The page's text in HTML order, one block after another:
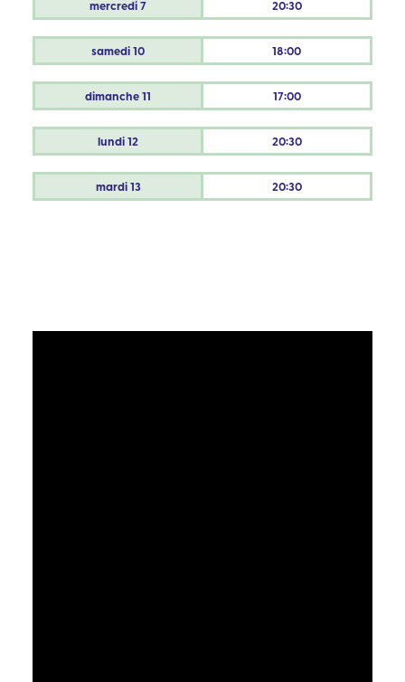
mercredi7 20:30
samedi10 18:00
dimanche11 17:00
lundi12 20:30
mardi13 20:30